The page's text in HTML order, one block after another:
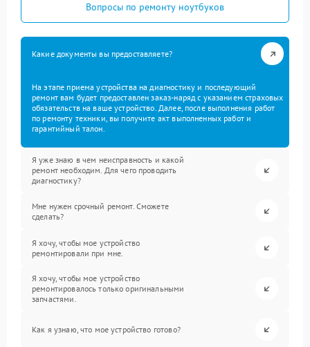
Вопросы по ремонту ноутбуков
Какие документы вы предоставляете?
На этапе приема устройства на диагностику и последующий
ремонт вам будет предоставлен заказ-наряд с указанием страховых
обязательств на ваше устройство. Далее, после выполнения работ
по ремонту техники, вы получите акт выполненных работ и
гарантийный талон.
Я уже знаю в чем неисправность и какой
ремонт необходим. Для чего проводить
диагностику?
Мне нужен срочный ремонт. Сможете
сделать?
Я хочу, чтобы мое устройство
ремонтировали при мне.
Я хочу, чтобы мое устройство
ремонтировалось только оригинальными
запчастями.
Как я узнаю, что мое устройство готово?